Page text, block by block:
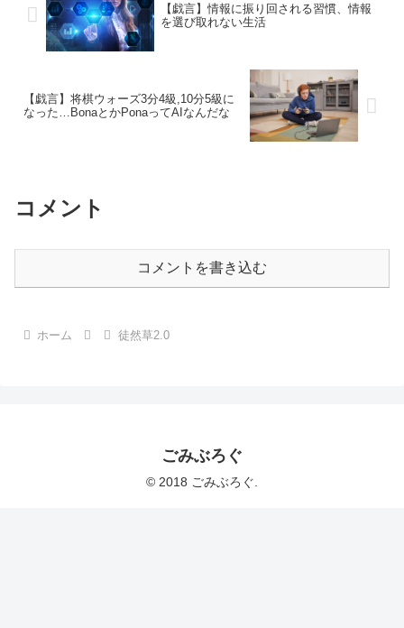
【戯言】情報に振り回される習慣、情報
を選び取れない生活
【戯言】将棋ウォーズ3分4級,10分5級に
なった…BonaとかPonaってAIなんだな
コメント
コメントを書き込む
ホーム 徒然草2.0
ごみぶろぐ
© 2018 ごみぶろぐ.